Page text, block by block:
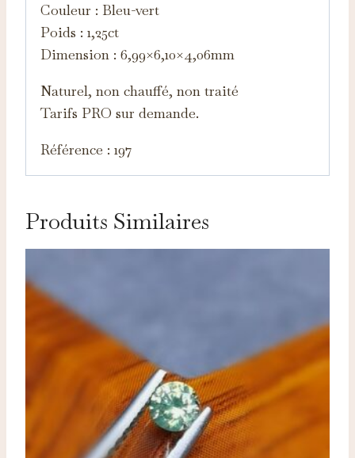
Couleur : Bleu-vert
Poids : 1,25ct
Dimension : 6,99×6,10×4,06mm
Naturel, non chauffé, non traité
Tarifs PRO sur demande.
Référence : 197
Produits Similaires